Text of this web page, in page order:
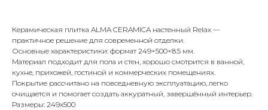
Керамическая плитка ALMA CERAMICA настенный Relax —
практичное решение для современной отделки.
Основные характеристики: формат 249×500×8.5 мм.
Материал подходит для пола и стен, хорошо смотрится в ванной,
кухне, прихожей, гостиной и коммерческих помещениях.
Покрытие рассчитано на повседневную эксплуатацию, легко
очищается и помогает создать аккуратный, завершённый интерьер.
Размеры: 249x500